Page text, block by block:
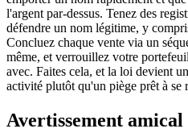
l'argent par-dessus. Tenez des
défendre un nom légitime, y
Concluez chaque vente via un
même, et verrouillez votre
avec. Faites cela, et la loi devient
activité plutôt qu'un piège prêt à se
Avertissement